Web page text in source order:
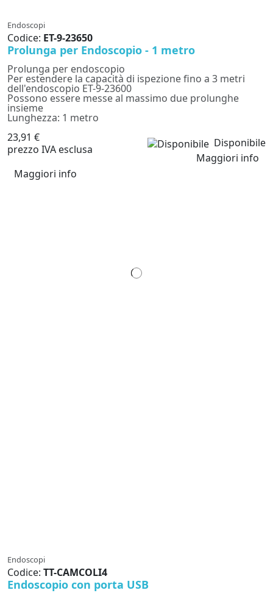
Endoscopi
Codice: ET-9-23650
Prolunga per Endoscopio - 1 metro
Prolunga per endoscopio
Per estendere la capacità di ispezione fino a 3 metri
dell'endoscopio ET-9-23600
Possono essere messe al massimo due prolunghe
insieme
Lunghezza: 1 metro
23,91 €
prezzo IVA esclusa
Disponibile
Maggiori info
Maggiori info
Endoscopi
Codice: TT-CAMCOLI4
Endoscopio con porta USB